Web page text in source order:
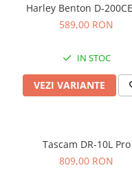
Harley Benton D-
589,00 RON
IN STOC
VEZI VARIANTE
Tascam DR-10L Pro
809,00 RON